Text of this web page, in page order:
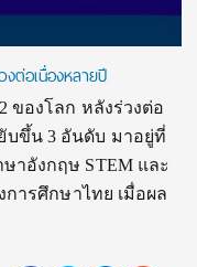
ต่อเนื่องหลายปี
ของโลก หลังร่วงต่อ
ยับขึ้น 3 อันดับ มาอยู่ที่
าอังกฤษ STEM และ
ารศึกษาไทย เมื่อผล